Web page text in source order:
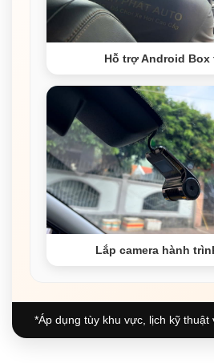
Hỗ trợ Android Box
Lắp camera hành
*Áp dụng tùy khu vực, lịch kỹ thuật